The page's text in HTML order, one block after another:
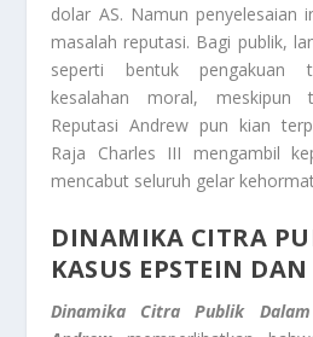
dolar AS. Namun penyelesaian
masalah reputasi. Bagi publik,
seperti bentuk pengakuan
kesalahan moral, meskipun
Reputasi Andrew pun kian
Raja Charles III mengambil
mencabut seluruh gelar
DINAMIKA CITRA
KASUS EPSTEIN
Dinamika Citra Publik